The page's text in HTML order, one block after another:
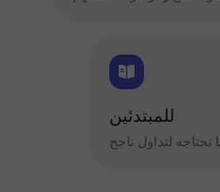
للمبتدئين
تحتاجه لتداول ناجح